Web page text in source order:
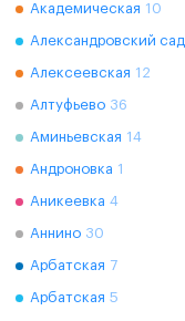
Академическая 10
Александровский сад
Алексеевская 12
Алтуфьево 36
Аминьевская 14
Андроновка 1
Аникеевка 4
Аннино 30
Арбатская 7
Арбатская 5